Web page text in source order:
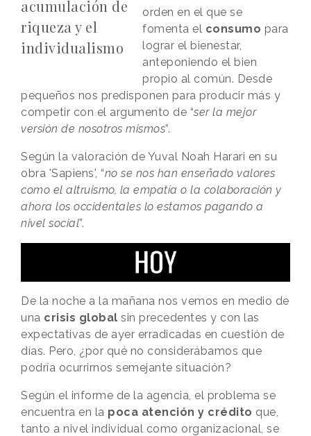
acumulación de
riqueza y el
individualismo
orden en el que se
fomenta el consumo para
lograr el bienestar,
anteponiendo el bien
propio al común. Desde
pequeños nos predisponen para producir más y
competir con el argumento de “ser la mejor
versión de nosotros mismos”.
Según la valoración de Yuval Noah Harari en su
obra 'Sapiens', “no se nos han enseñado valores
como el altruismo, la empatía o la colaboración y
ahora los occidentales lo estamos pagando a
nivel social”.
De la noche a la mañana nos vemos en medio de
una crisis global sin precedentes y con las
expectativas de ayer erradicadas en cuestión de
días. Pero, ¿por qué no considerábamos que
podría ocurrirnos semejante situación?
Según el informe de la agencia, el problema se
encuentra en la poca atención y crédito que,
tanto a nivel individual como organizacional, se